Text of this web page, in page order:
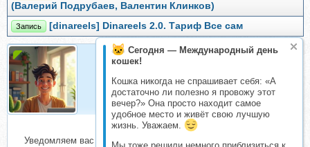
Сегодня — Международный день
кошек!
Кошка никогда не спрашивает себя: «А
достаточно ли полезно я провожу этот
вечер?» Она просто находит самое
удобное место и живёт свою лучшую
жизнь. Уважаем.
(Валерий Подрубаев, Валентин Клинков)
Запись [dinareels] Dinareels 2.0. Тариф Все сам
Организатор складчин
Уведомляем вас о начале сбора взносов.